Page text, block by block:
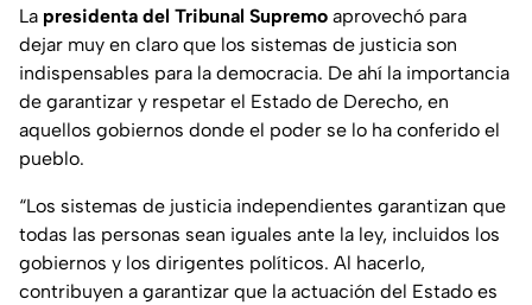
La presidenta del Tribunal Supremo aprovechó para
dejar muy en claro que los sistemas de justicia son
indispensables para la democracia. De ahí la importancia
de garantizar y respetar el Estado de Derecho, en
aquellos gobiernos donde el poder se lo ha conferido el
pueblo.
“Los sistemas de justicia independientes garantizan que
todas las personas sean iguales ante la ley, incluidos los
gobiernos y los dirigentes políticos. Al hacerlo,
contribuyen a garantizar que la actuación del Estado es